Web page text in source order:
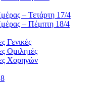
– Τετάρτη 17/4
– Πέμπτη 18/4
Γενικές
Ομιλητές
Χορηγών